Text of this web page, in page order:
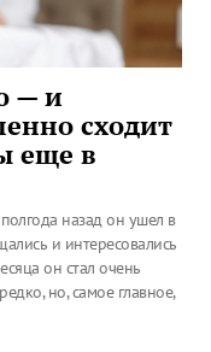
— и
сходит
еще в
назад он ушел в
и интересовались
он стал очень
но, самое главное,